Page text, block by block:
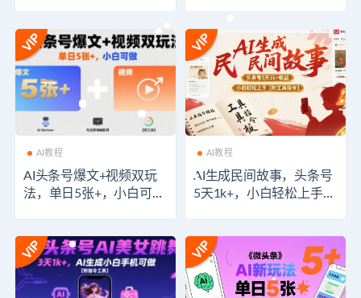
AI教程
AI头条号爆文+视频双玩
法，单日5张+，小白可做
AI教程
AI生成民间故事，头条号
5天1k+，小白轻松上手